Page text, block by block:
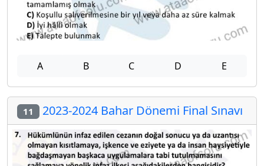
A B C D E
11 2023-2024 Bahar Dönemi Final Sınavı